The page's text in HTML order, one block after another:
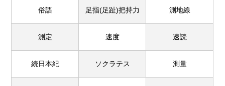
俗語 足指(足趾)把持力 測地線
測定 速度 速読
続日本紀 ソクラテス 測量